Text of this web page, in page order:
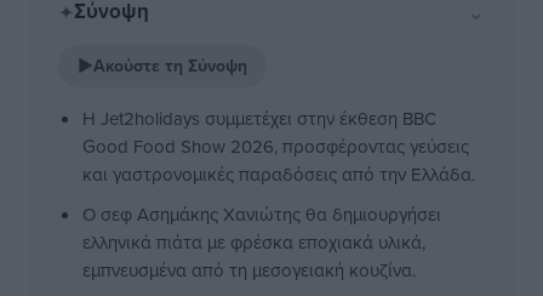
✦Σύνοψη ⌄
▶Ακούστε τη Σύνοψη
Η Jet2holidays συμμετέχει στην έκθεση BBC
Good Food Show 2026, προσφέροντας γεύσεις
και γαστρονομικές παραδόσεις από την Ελλάδα.
Ο σεφ Ασημάκης Χανιώτης θα δημιουργήσει
ελληνικά πιάτα με φρέσκα εποχιακά υλικά,
εμπνευσμένα από τη μεσογειακή κουζίνα.